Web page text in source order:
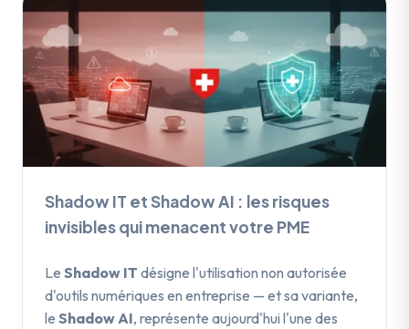
Shadow IT et Shadow AI : les risques
invisibles qui menacent votre PME
Le Shadow IT désigne l'utilisation non autorisée
d'outils numériques en entreprise — et sa variante,
le Shadow AI, représente aujourd'hui l'une des